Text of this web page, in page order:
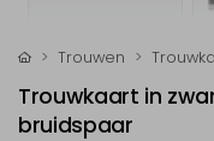
Trouwen
Trouwkaart in
bruidspaar